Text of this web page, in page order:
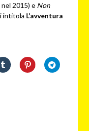
nel 2015) e Non
intitola L’avventura